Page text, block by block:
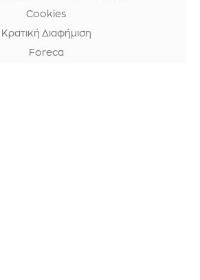
Cookies
Κρατική Διαφήμιση
Foreca